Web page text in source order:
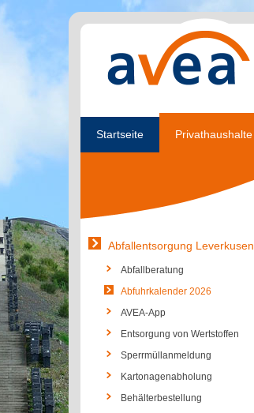
Startseite Privathaushalte
Abfallentsorgung Leverkusen
Abfallberatung
Abfuhrkalender 2026
AVEA-App
Entsorgung von Wertstoffen
Sperrmüllanmeldung
Kartonagenabholung
Behälterbestellung